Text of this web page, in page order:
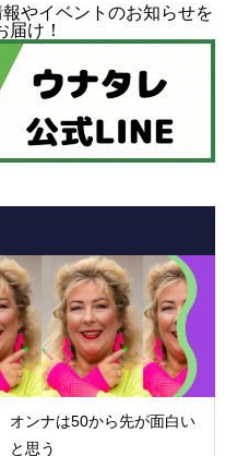
やイベントのお知らせを
届け！
オンナは50から先が面白い
と思う